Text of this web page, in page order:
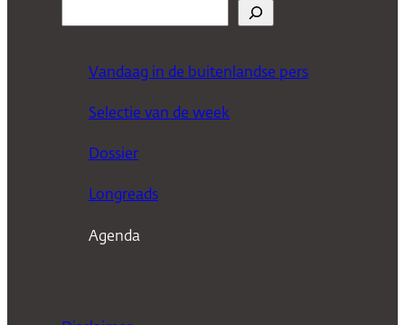
Vandaag in de buitenlandse pers
Selectie van de week
Dossier
Longreads
Agenda